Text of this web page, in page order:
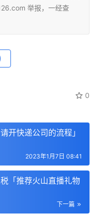
举报，一经查
0
开快递公司的流程」
2023年1月7日 08:41
「推荐火山直播礼物
下一篇